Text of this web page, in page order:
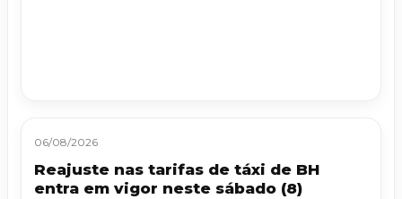
06/08/2026
Reajuste nas tarifas de táxi de BH
entra em vigor neste sábado (8)